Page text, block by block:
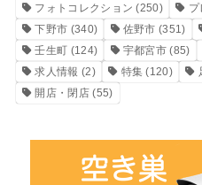
フォトコレクション (250) プ
下野市 (340) 佐野市 (351)
壬生町 (124) 宇都宮市 (85)
求人情報 (2) 特集 (120)
開店・閉店(55)